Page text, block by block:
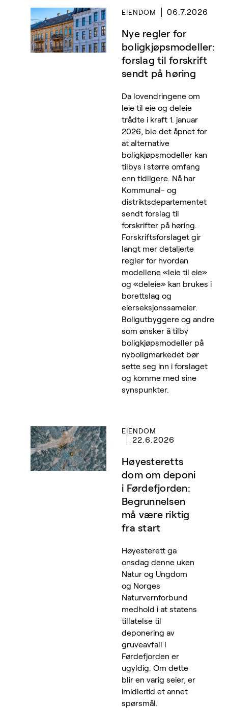
direktorater eller andre
myndighetsorganer for å bringe
klarhet i uklare rettslige spørsmål.
Forvaltningsrett omfatter også
spørsmål om innsyn i offentlige
dokumenter iht. offentlighetsloven og
forholdet til kommuneloven mv.
EIENDOM 06.7.2026
Nye regler for
boligkjøpsmodeller:
forslag til forskrift
sendt på høring
Da lovendringene om
leie til eie og deleie
trådte i kraft 1. januar
2026, ble det åpnet for
at alternative
boligkjøpsmodeller kan
tilbys i større omfang
enn tidligere. Nå har
Kommunal- og
distriktsdepartementet
sendt forslag til
forskrifter på høring.
Forskriftsforslaget gir
langt mer detaljerte
regler for hvordan
modellene «leie til eie»
og «deleie» kan brukes i
borettslag og
eierseksjonssameier.
Boligutbyggere og andre
som ønsker å tilby
boligkjøpsmodeller på
nyboligmarkedet bør
sette seg inn i forslaget
og komme med sine
synspunkter.
EIENDOM
22.6.2026
Høyesteretts
dom om deponi
i Førdefjorden:
Begrunnelsen
må være riktig
fra start
Høyesterett ga
onsdag denne uken
Natur og Ungdom
og Norges
Naturvernforbund
medhold i at statens
tillatelse til
deponering av
gruveavfall i
Førdefjorden er
ugyldig. Om dette
blir en varig seier, er
imidlertid et annet
spørsmål.